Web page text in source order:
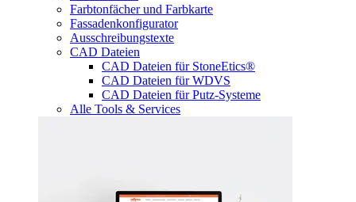
Farbtonfächer und Farbkarte
Fassadenkonfigurator
Ausschreibungstexte
CAD Dateien
CAD Dateien für StoneEtics®
CAD Dateien für WDVS
CAD Dateien für Putz-Systeme
Alle Tools & Services